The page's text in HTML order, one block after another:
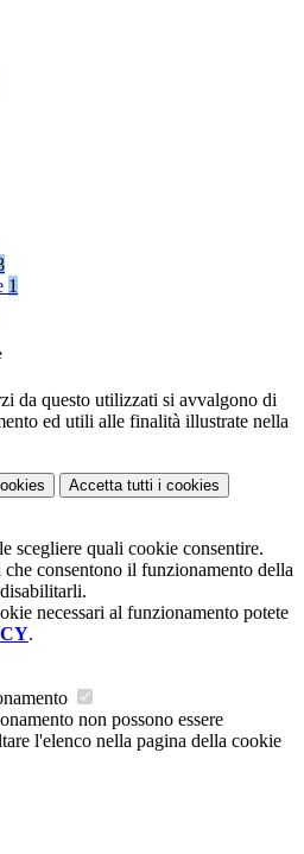
1
da questo utilizzati si avvalgono di
ed utili alle finalità illustrate nella
Accetta tutti i cookies
scegliere quali cookie consentire.
consentono il funzionamento della
necessari al funzionamento potete
.
non possono essere
l'elenco nella pagina della cookie